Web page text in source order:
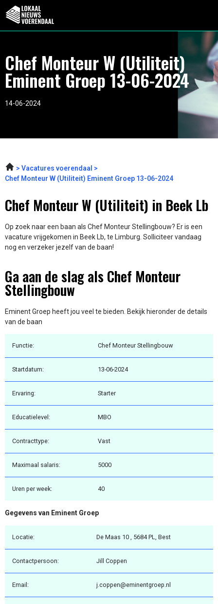
Chef Monteur W (Utiliteit)
Eminent Groep 13-06-2024
14-06-2024
Vacatures voerendaal
Chef Monteur W (Utiliteit) Eminent Groep 13-06-2024
Chef Monteur W (Utiliteit) in Beek Lb
Op zoek naar een baan als Chef Monteur Stellingbouw? Er is een
vacature vrijgekomen in Beek Lb, te Limburg. Solliciteer vandaag
nog en verzeker jezelf van de baan!
Ga aan de slag als Chef Monteur
Stellingbouw
Eminent Groep heeft jou veel te bieden. Bekijk hieronder de details
van de baan
Functie: Chef Monteur Stellingbouw
Startdatum: 13-06-2024
Ervaring: Starter
Educatielevel: MBO
Contracttype: Vast
Maximaal salaris: 5000
Uren per week: 40
Gegevens van Eminent Groep
Locatie: De Maas 10 , 5684 PL, Best
Contactpersoon: Jill Coppen
Email: j.coppen@eminentgroep.nl